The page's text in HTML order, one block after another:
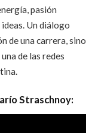
pasión
Un diálogo
de una carrera, sino
de las redes
Straschnoy: